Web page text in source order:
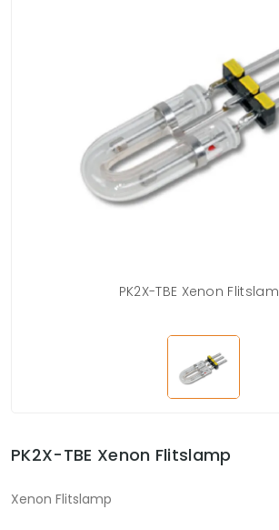
PK2X-TBE Xenon
PK2X-TBE Xenon Flitslamp
Xenon Flitslamp